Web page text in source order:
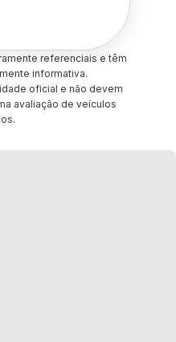
referenciais e têm
informativa.
oficial e não devem
avaliação de veículos